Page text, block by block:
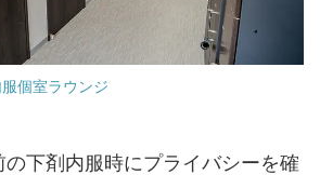
個室ラウンジ
下剤内服時にプライバシーを確